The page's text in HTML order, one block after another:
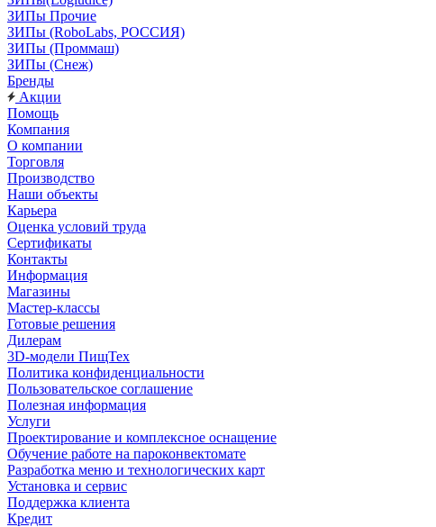
ЗИПы Прочие
ЗИПы (RoboLabs, РОССИЯ)
ЗИПы (Проммаш)
ЗИПы (Снеж)
Бренды
Акции
Помощь
Компания
О компании
Торговля
Производство
Наши объекты
Карьера
Оценка условий труда
Сертификаты
Контакты
Информация
Магазины
Мастер-классы
Готовые решения
Дилерам
3D-модели ПищТех
Политика конфиденциальности
Пользовательское соглашение
Полезная информация
Услуги
Проектирование и комплексное оснащение
Обучение работе на пароконвектомате
Разработка меню и технологических карт
Установка и сервис
Поддержка клиента
Кредит